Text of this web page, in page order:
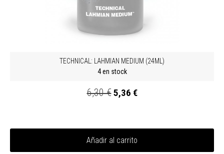
TECHNICAL: LAHMIAN MEDIUM (24ML)
4 en stock
6,30 €5,36 €
Añadir al carrito